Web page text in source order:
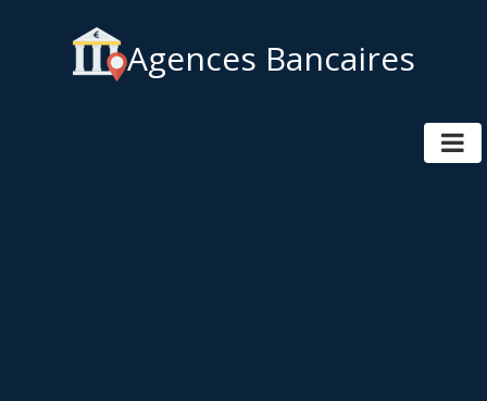
Agences Bancaires